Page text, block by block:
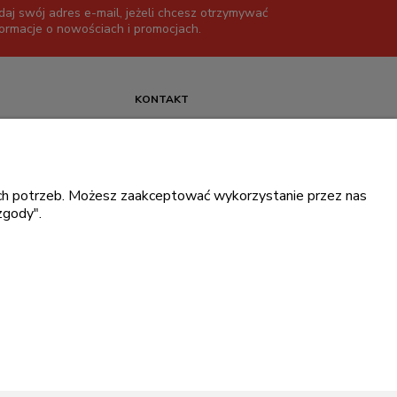
swój adres e-mail, jeżeli chcesz otrzymywać
o nowościach i promocjach.
KONTAKT
potrzeb. Możesz zaakceptować wykorzystanie przez nas